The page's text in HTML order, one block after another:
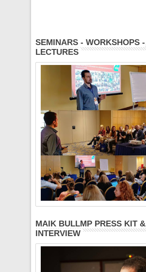
SEMINARS - WORKSHOPS -
LECTURES
MAIK BULLMP PRESS KIT &
INTERVIEW